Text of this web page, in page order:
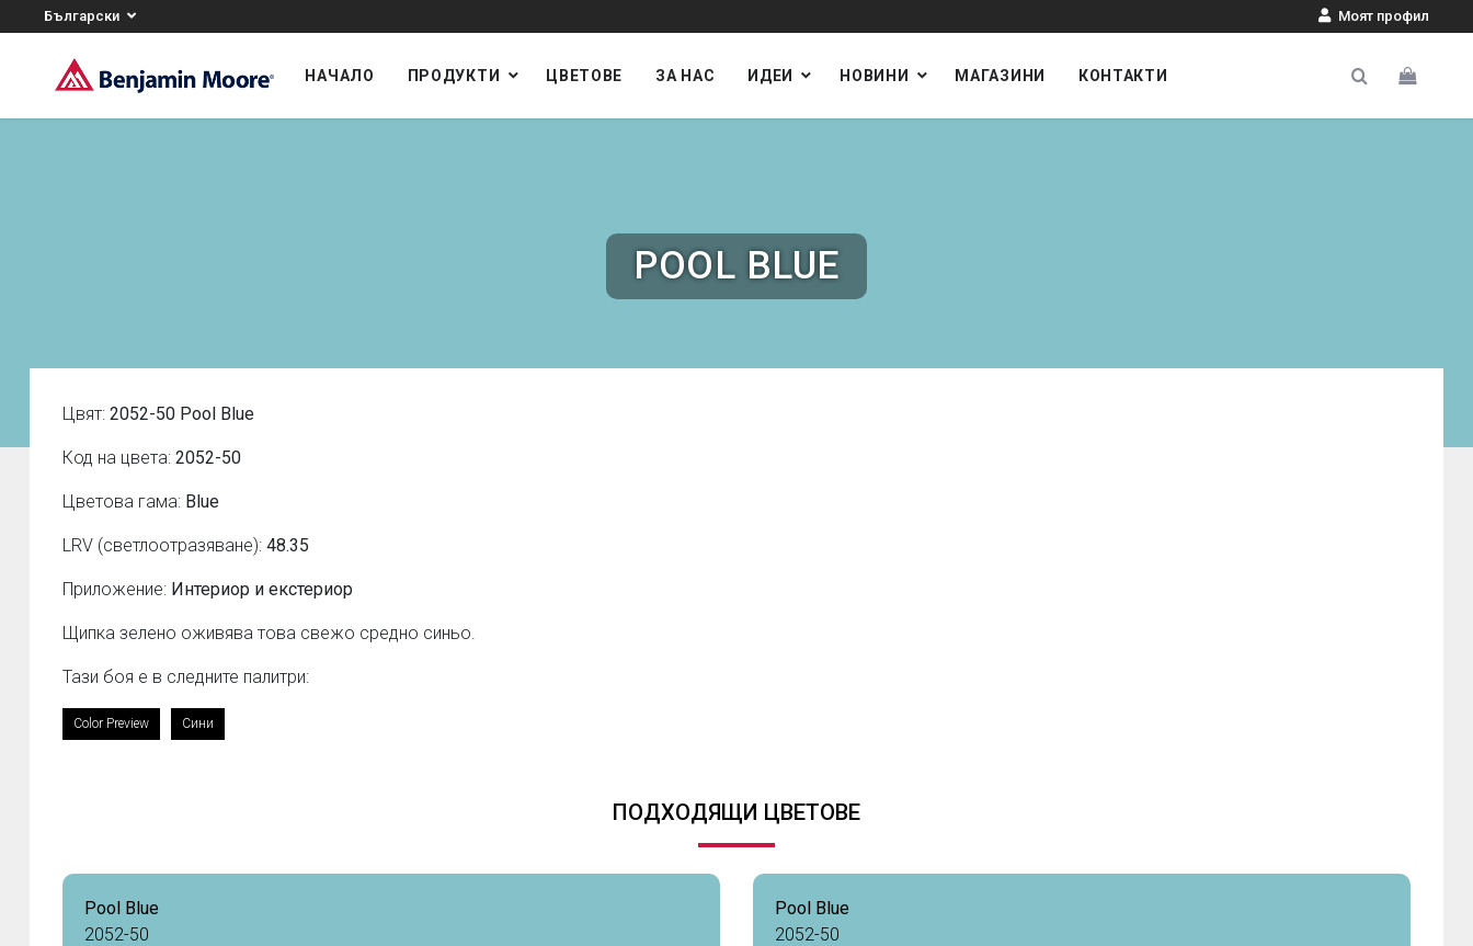
Български Моят профил
НАЧАЛО ПРОДУКТИ ЦВЕТОВЕ ЗА НАС ИДЕИ НОВИНИ МАГАЗИНИ КОНТАКТИ
POOL BLUE
Цвят: 2052-50 Pool Blue
Код на цвета: 2052-50
Цветова гама: Blue
LRV (светлоотразяване): 48.35
Приложение: Интериор и екстериор
Щипка зелено оживява това свежо средно синьо.
Тази боя е в следните палитри:
Color Preview Сини
ПОДХОДЯЩИ ЦВЕТОВЕ
Pool Blue
2052-50
Pool Blue
2052-50